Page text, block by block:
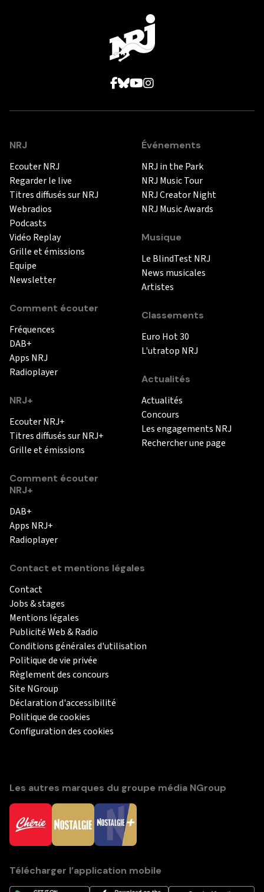
NRJ
Ecouter NRJ
Regarder le live
Titres diffusés sur NRJ
Webradios
Podcasts
Vidéo Replay
Grille et émissions
Equipe
Newsletter
Comment écouter
Fréquences
DAB+
Apps NRJ
Radioplayer
NRJ+
Ecouter NRJ+
Titres diffusés sur NRJ+
Grille et émissions
Comment écouter
NRJ+
DAB+
Apps NRJ+
Radioplayer
Événements
NRJ in the Park
NRJ Music Tour
NRJ Creator Night
NRJ Music Awards
Musique
Le BlindTest NRJ
News musicales
Artistes
Classements
Euro Hot 30
L'utratop NRJ
Actualités
Actualités
Concours
Les engagements NRJ
Rechercher une page
Contact et mentions légales
Contact
Jobs & stages
Mentions légales
Publicité Web & Radio
Conditions générales d'utilisation
Politique de vie privée
Règlement des concours
Site NGroup
Déclaration d'accessibilité
Politique de cookies
Configuration des cookies
Les autres marques du groupe média NGroup
Télécharger l’application mobile